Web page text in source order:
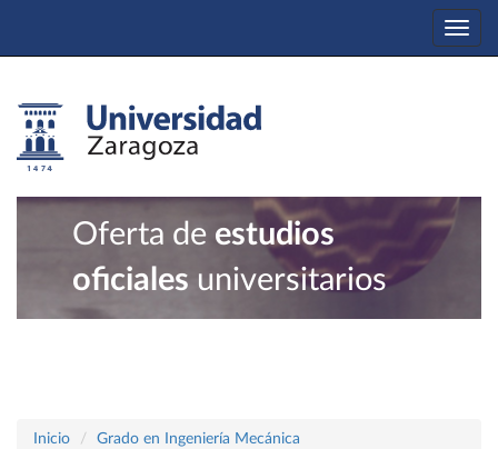
Oferta de estudios
oficiales universitarios
Inicio
Grado en Ingeniería Mecánica